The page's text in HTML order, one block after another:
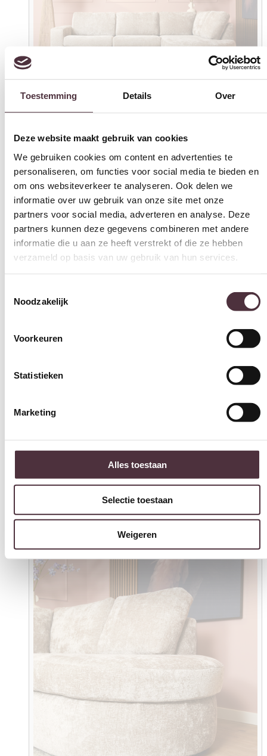
Toestemming Details Over
Deze website maakt gebruik van cookies
We gebruiken cookies om content en advertenties te
personaliseren, om functies voor social media te bieden en
om ons websiteverkeer te analyseren. Ook delen we
informatie over uw gebruik van onze site met onze
partners voor social media, adverteren en analyse. Deze
partners kunnen deze gegevens combineren met andere
informatie die u aan ze heeft verstrekt of die ze hebben
verzameld op basis van uw gebruik van hun services.
Noodzakelijk
Voorkeuren
Statistieken
Marketing
Alles toestaan
Selectie toestaan
Weigeren